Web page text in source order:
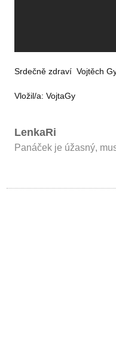
Srdečně zdraví Vojtěch
Vložil/a: VojtaGy
LenkaRi
Panáček je úžasný,